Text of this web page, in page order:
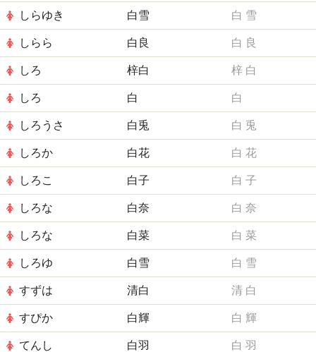
しらゆき 白雪 白 雪
しらら 白良 白 良
しろ 梓白 梓 白
しろ 白 白
しろうさ 白兎 白 兎
しろか 白花 白 花
しろこ 白子 白 子
しろな 白奈 白 奈
しろな 白菜 白 菜
しろゆ 白雪 白 雪
すずは 清白 清 白
すぴか 白輝 白 輝
てんし 白羽 白 羽